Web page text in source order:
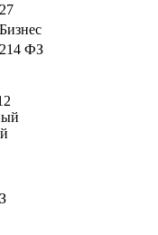
27
Бизнес
214 ФЗ